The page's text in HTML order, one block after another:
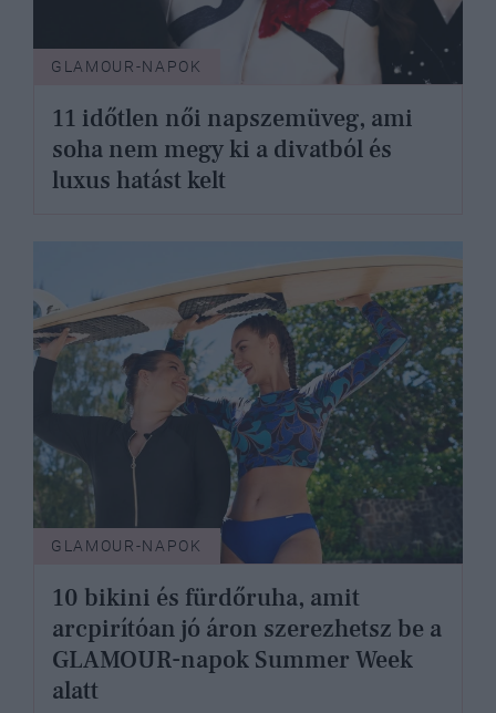
GLAMOUR-NAPOK
11 időtlen női napszemüveg, ami
soha nem megy ki a divatból és
luxus hatást kelt
GLAMOUR-NAPOK
10 bikini és fürdőruha, amit
arcpirítóan jó áron szerezhetsz be a
GLAMOUR-napok Summer Week
alatt